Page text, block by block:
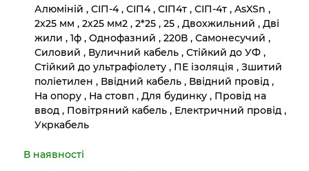
Алюміній , СІП-4 , СІП4 , СІП4т , СІП-4т , AsXSn ,
2x25 мм , 2х25 мм2 , 2*25 , 25 , Двохжильний , Дві
жили , 1ф , Однофазний , 220В , Самонесучий ,
Силовий , Вуличний кабель , Стійкий до УФ ,
Стійкий до ультрафіолету , ПЕ ізоляція , Зшитий
поліетилен , Ввідний кабель , Ввідний провід ,
На опору , На стовп , Для будинку , Провід на
ввод , Повітряний кабель , Електричний провід ,
Укркабель
В наявності